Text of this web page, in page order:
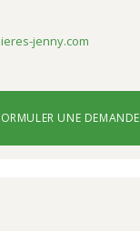
jenny.com
UNE DEMANDE